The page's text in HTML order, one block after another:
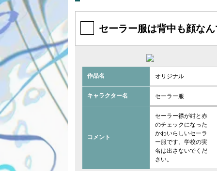
セーラー服は背中も顔な
作品名 オリジナル
キャラクター名 セーラー服
コメント
セーラー襟が紺と赤
のチェックになった
かわいらしいセーラ
ー服です。学校の実
名は出さないでくだ
さい。